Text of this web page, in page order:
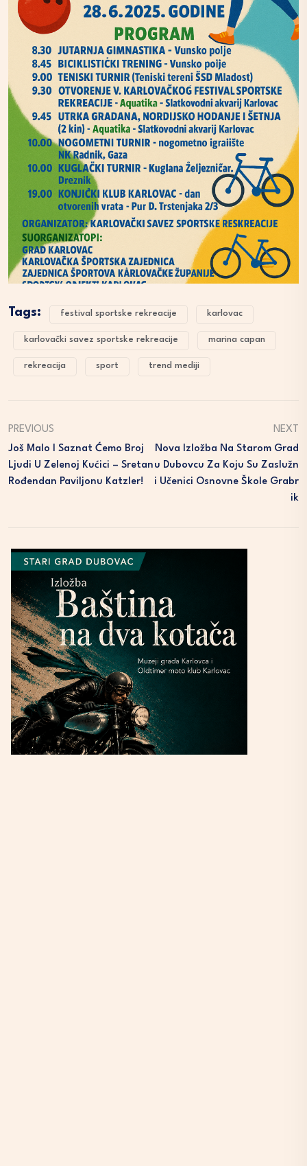
Tags: festival sportske rekreacije karlovac
karlovački savez sportske rekreacije marina capan
rekreacija sport trend mediji
PREVIOUS
Još Malo I Saznat Ćemo Broj
Ljudi U Zelenoj Kućici – Sretan
Rođendan Paviljonu Katzler!
NEXT
Nova Izložba Na Starom Grad
U Dubovcu Za Koju Su Zaslužn
I Učenici Osnovne Škole Grabr
Ik